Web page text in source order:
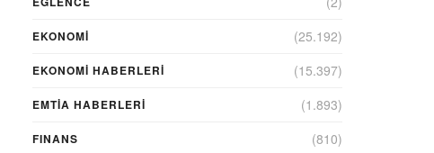
EKONOMİ (25.192)
EKONOMI HABERLERI (15.397)
EMTIA HABERLERI (1.893)
FINANS (810)